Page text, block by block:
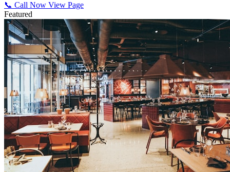
📞 Call Now View Page
Featured